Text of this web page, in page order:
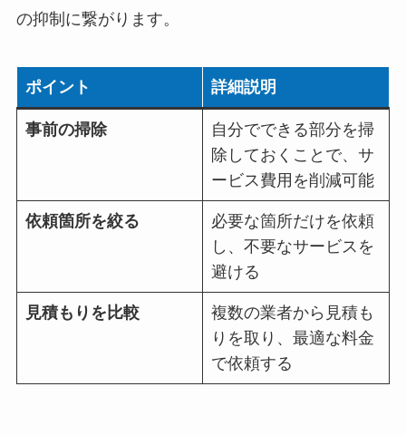
の抑制に繋がります。
ポイント 詳細説明
事前の掃除
自分でできる部分を掃
除しておくことで、サ
ービス費用を削減可能
依頼箇所を絞る
必要な箇所だけを依頼
し、不要なサービスを
避ける
見積もりを比較
複数の業者から見積も
りを取り、最適な料金
で依頼する